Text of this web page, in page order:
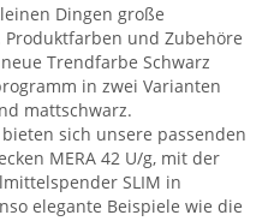
Dingen große
und Zubehöre
Trendfarbe Schwarz
in zwei Varianten
mattschwarz.
sich unsere passenden
MERA 42 U/g, mit der
SLIM in
elegante Beispiele wie die